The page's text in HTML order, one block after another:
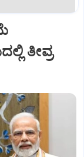
ತೀವ್ರ